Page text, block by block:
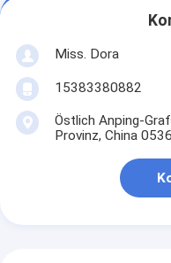
Miss. Dora
15383380882
Östlich Anping-
Provinz, China